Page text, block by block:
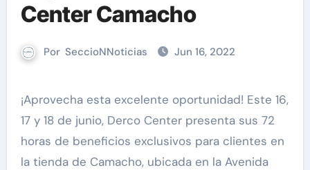
Center Camacho
Por SeccioNNoticias Jun 16, 2022
¡Aprovecha esta excelente oportunidad! Este 16,
17 y 18 de junio, Derco Center presenta sus 72
horas de beneficios exclusivos para clientes en
la tienda de Camacho, ubicada en la Avenida